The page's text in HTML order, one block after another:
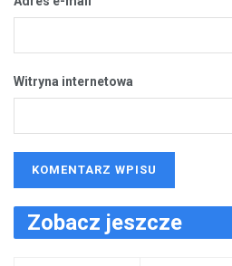
Witryna internetowa
Zobacz jeszcze